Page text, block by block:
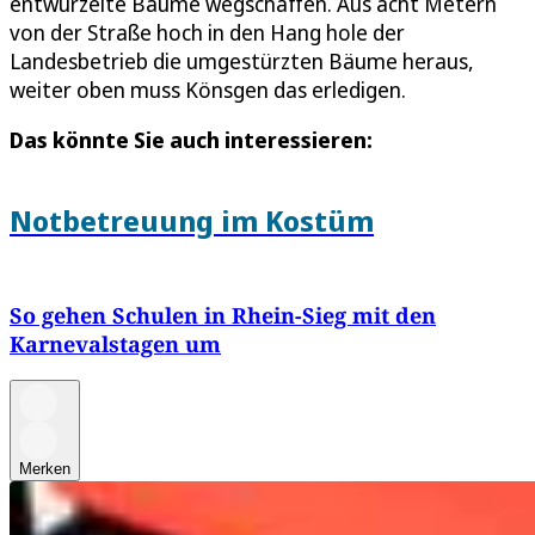
von der Straße hoch in den Hang hole der
Landesbetrieb die umgestürzten Bäume heraus,
weiter oben muss Könsgen das erledigen.
Das könnte Sie auch interessieren:
Notbetreuung im Kostüm
So gehen Schulen in Rhein-Sieg mit den
Karnevalstagen um
Merken